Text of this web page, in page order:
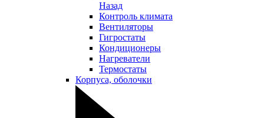
Назад
Контроль климата
Вентиляторы
Гигростаты
Кондиционеры
Нагреватели
Термостаты
Корпуса, оболочки